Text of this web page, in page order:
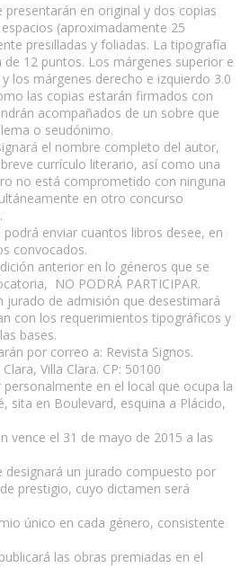
en original y dos copias
(aproximadamente 25
presilladas y foliadas. La tipografía
12 puntos. Los márgenes superior e
los márgenes derecho e izquierdo 3.0
las copias estarán firmados con
acompañados de un sobre que
o seudónimo.
el nombre completo del autor,
currículo literario, así como una
no está comprometido con ninguna
en otro concurso
enviar cuantos libros desee, en
convocados.
anterior en lo géneros que se
NO PODRÁ PARTICIPAR.
de admisión que desestimará
con los requerimientos tipográficos y
bases.
por correo a: Revista Signos.
Villa Clara. CP: 50100
en el local que ocupa la
sita en Boulevard, esquina a Plácido,
vence el 31 de mayo de 2015 a las
un jurado compuesto por
prestigio, cuyo dictamen será
único en cada género, consistente
las obras premiadas en el